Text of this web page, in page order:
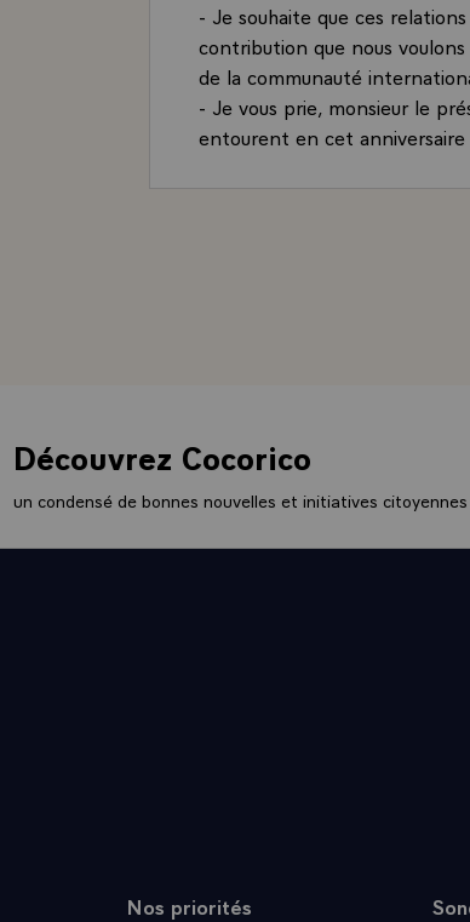
- Je souhaite que ces
contribution que nous
de la communauté
- Je vous prie, monsieur le
entourent en cet anniversaire
Découvrez Cocorico
un condensé de bonnes nouvelles et initiatives
Nos priorités